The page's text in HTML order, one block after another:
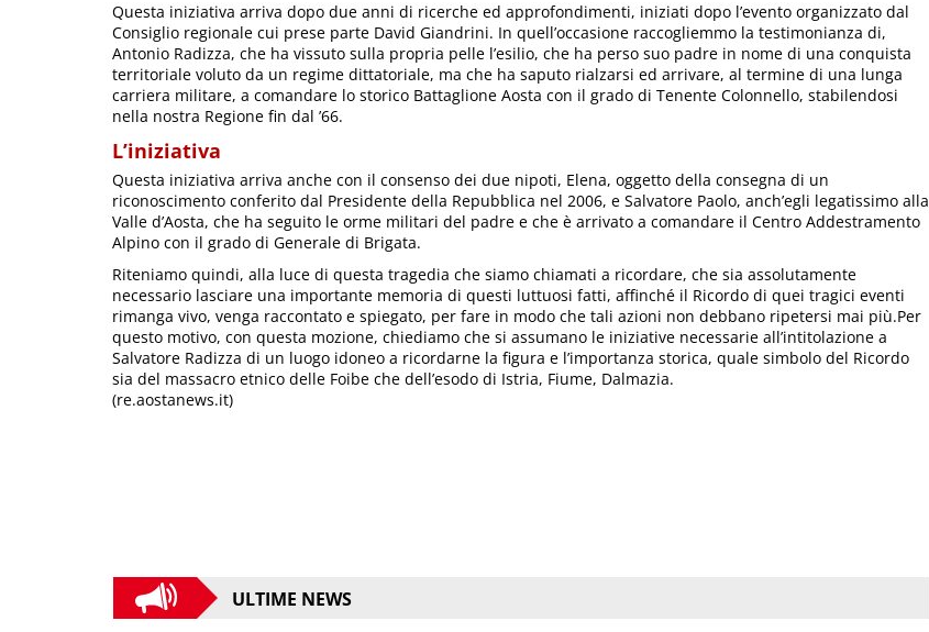
Questa iniziativa arriva dopo due anni di ricerche ed approfondimenti, iniziati dopo l’evento organizzato dal
Consiglio regionale cui prese parte David Giandrini. In quell’occasione raccogliemmo la testimonianza di,
Antonio Radizza, che ha vissuto sulla propria pelle l’esilio, che ha perso suo padre in nome di una conquista
territoriale voluto da un regime dittatoriale, ma che ha saputo rialzarsi ed arrivare, al termine di una lunga
carriera militare, a comandare lo storico Battaglione Aosta con il grado di Tenente Colonnello, stabilendosi
nella nostra Regione fin dal ’66.
L’iniziativa
Questa iniziativa arriva anche con il consenso dei due nipoti, Elena, oggetto della consegna di un
riconoscimento conferito dal Presidente della Repubblica nel 2006, e Salvatore Paolo, anch’egli legatissimo alla
Valle d’Aosta, che ha seguito le orme militari del padre e che è arrivato a comandare il Centro Addestramento
Alpino con il grado di Generale di Brigata.
Riteniamo quindi, alla luce di questa tragedia che siamo chiamati a ricordare, che sia assolutamente
necessario lasciare una importante memoria di questi luttuosi fatti, affinché il Ricordo di quei tragici eventi
rimanga vivo, venga raccontato e spiegato, per fare in modo che tali azioni non debbano ripetersi mai più.Per
questo motivo, con questa mozione, chiediamo che si assumano le iniziative necessarie all’intitolazione a
Salvatore Radizza di un luogo idoneo a ricordarne la figura e l’importanza storica, quale simbolo del Ricordo
sia del massacro etnico delle Foibe che dell’esodo di Istria, Fiume, Dalmazia.
(re.aostanews.it)
ULTIME NEWS